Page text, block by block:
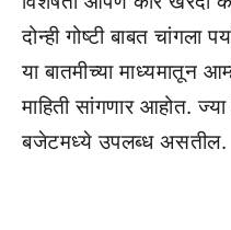
दोन्ही गोष्टी बाबत
या बातमीच्या माध्यमातून
माहिती सांगणार आहोत.
बजेटमध्ये उपलब्ध असतील.